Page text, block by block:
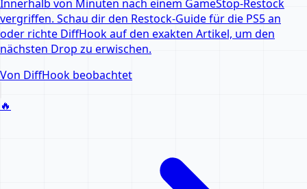
Innerhalb von Minuten nach einem GameStop-Restock
vergriffen. Schau dir den Restock-Guide für die PS5 an
oder richte DiffHook auf den exakten Artikel, um den
nächsten Drop zu erwischen.
Von DiffHook beobachtet
🔥